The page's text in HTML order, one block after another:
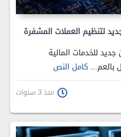
لتنظيم العملات المشفرة
للخدمات المالية
بالعم...كامل النص
منذ 3 سنوات